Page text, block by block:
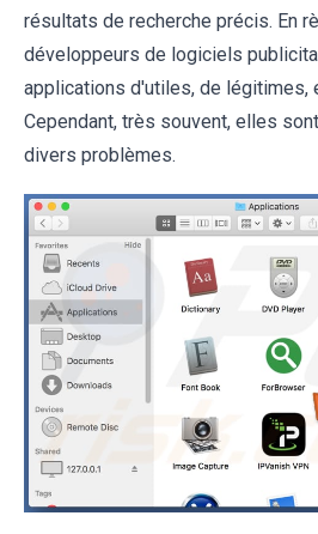
résultats de recherche précis. En
développeurs de logiciels
applications d'utiles, de légitimes,
Cependant, très souvent, elles
divers problèmes.